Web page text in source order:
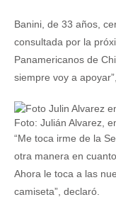
Banini, de 33 años,
consultada por la
Panamericanos de
siempre voy a
Foto: Julián Alvarez,
“Me toca irme de la
otra manera en
Ahora le toca a las
camiseta”, declaró.